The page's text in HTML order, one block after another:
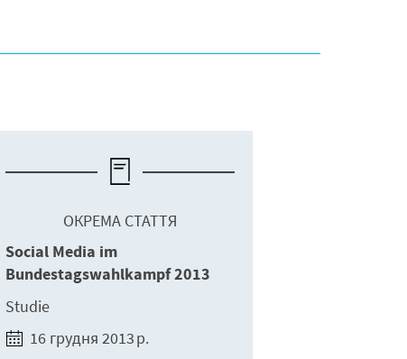
ОКРЕМА СТАТТЯ
Social Media im
Bundestagswahlkampf 2013
Studie
16 грудня 2013 р.